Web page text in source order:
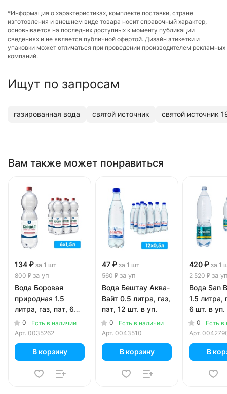
*Информация о характеристиках, комплекте поставки, стране
изготовления и внешнем виде товара носит справочный характер,
основывается на последних доступных к моменту публикации
сведениях и не является публичной офертой. Дизайн этикетки и
упаковки может отличаться при проведении производителем рекламных
компаний.
Ищут по запросам
газированная вода святой источник святой источник
Вам также может понравиться
134 ₽ за 1 шт
800 ₽ за уп
Вода Боровая
природная 1.5
литра, газ, пэт, 6
шт. в уп.
0
Есть в наличии
Арт. 0035262
В корзину
47 ₽ за 1 шт
560 ₽ за уп
Вода Бештау Аква-
Вайт 0.5 литра, газ,
пэт, 12 шт. в уп.
0
Есть в наличии
Арт. 0043510
В корзину
420 ₽ за 1
2 520 ₽ за
Вода San
1.5 литра,
6 шт. в уп.
0
Есть в
Арт.
В